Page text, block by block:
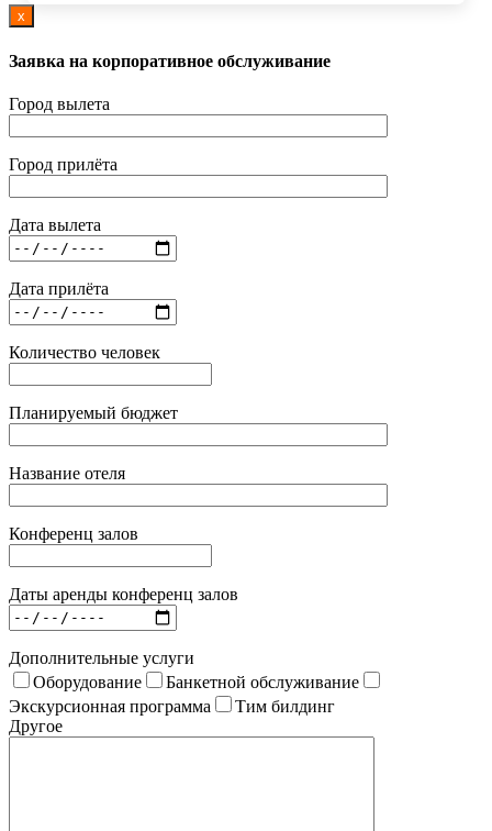
x
Заявка на корпоративное обслуживание
Город вылета
Город прилёта
Дата вылета
Дата прилёта
Количество человек
Планируемый бюджет
Название отеля
Конференц залов
Даты аренды конференц залов
Дополнительные услуги
Оборудование
Банкетной обслуживание
Экскурсионная программа
Тим билдинг
Другое